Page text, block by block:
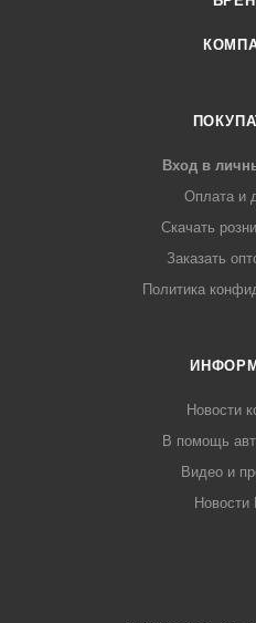
Вход в
Оплата и
Скачать
Заказать
Политика
Новости
В помощь
Видео и